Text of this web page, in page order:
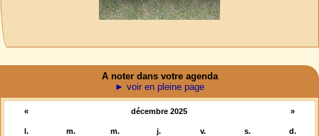
A noter dans votre agenda
► voir en pleine page
« décembre 2025 »
l. m. m. j. v. s. d.